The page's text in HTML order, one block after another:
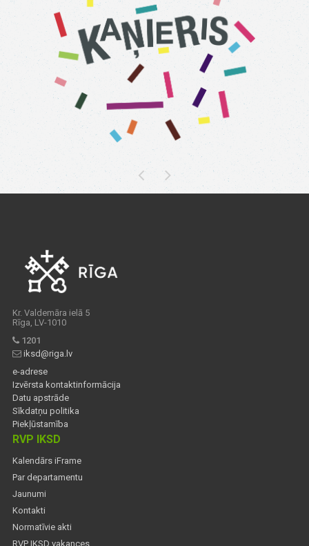
Kr. Valdemāra ielā 5
Rīga, LV-1010
1201
iksd@riga.lv
e-adrese
Izvērsta kontaktinformācija
Datu apstrāde
Sīkdatņu politika
Piekļūstamība
RVP IKSD
Kalendārs iFrame
Par departamentu
Jaunumi
Kontakti
Normatīvie akti
RVP IKSD vakances